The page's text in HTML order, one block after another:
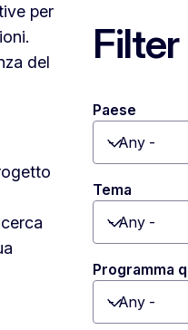
per
del
Paese
Toggle
Tema
Toggle
Programma
Toggle